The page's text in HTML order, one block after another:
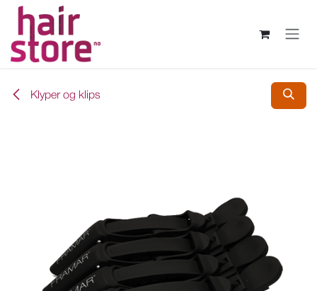
Skip to Content
Klyper og klips